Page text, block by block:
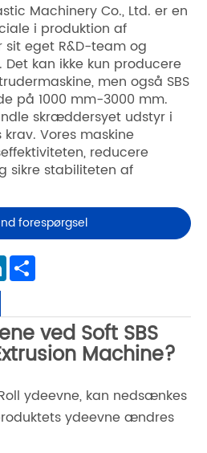
Machinery Co., Ltd. er en
i produktion af
eget R&D-team og
kan ikke kun producere
men også SBS
på 1000 mm-3000 mm.
skræddersyet udstyr i
Vores maskine
reducere
sikre stabiliteten af
forespørgsel
LinkedIn
ved Soft SBS
Machine?
ydeevne, kan nedsænkes
ydeevne ændres